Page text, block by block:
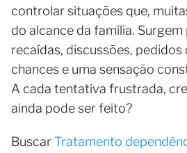
controlar situações que,
do alcance da família. Surgem
recaídas, discussões, pedidos
chances e uma sensação
A cada tentativa frustrada,
ainda pode ser feito?
BuscarTratamento